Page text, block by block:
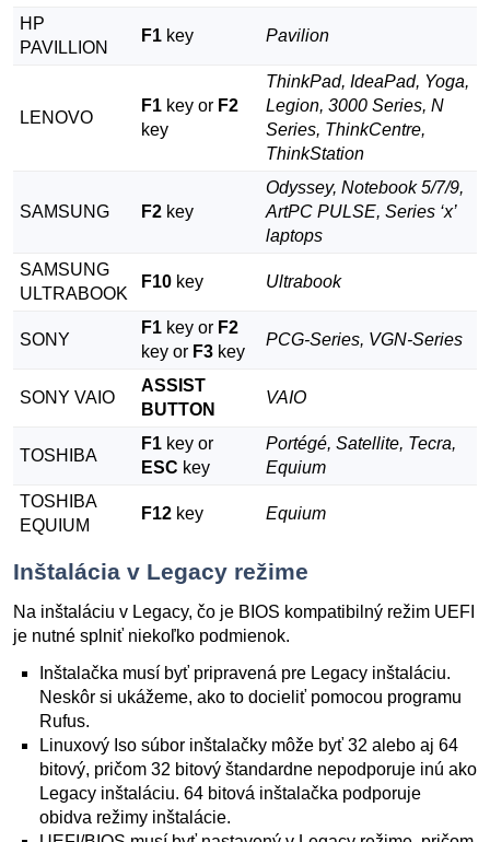
HP
PAVILLION
F1 key Pavilion
LENOVO
F1 key or F2
key
ThinkPad, IdeaPad, Yoga,
Legion, 3000 Series, N
Series, ThinkCentre,
ThinkStation
SAMSUNG F2 key
Odyssey, Notebook 5/7/9,
ArtPC PULSE, Series ‘x’
laptops
SAMSUNG
ULTRABOOK
F10 key Ultrabook
SONY
F1 key or F2
key or F3 key
PCG-Series, VGN-Series
SONY VAIO
ASSIST
BUTTON
VAIO
TOSHIBA
F1 key or
ESC key
Portégé, Satellite, Tecra,
Equium
TOSHIBA
EQUIUM
F12 key Equium
Inštalácia v Legacy režime
Na inštaláciu v Legacy, čo je BIOS kompatibilný režim UEFI
je nutné splniť niekoľko podmienok.
Inštalačka musí byť pripravená pre Legacy inštaláciu.
Neskôr si ukážeme, ako to docieliť pomocou programu
Rufus.
Linuxový Iso súbor inštalačky môže byť 32 alebo aj 64
bitový, pričom 32 bitový štandardne nepodporuje inú ako
Legacy inštaláciu. 64 bitová inštalačka podporuje
obidva režimy inštalácie.